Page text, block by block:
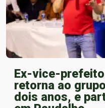
Ex-vice-
retorna ao
dois anos, e